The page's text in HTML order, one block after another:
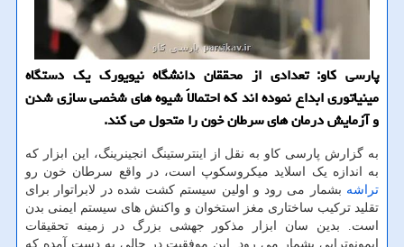
پارسی کاو: تعدادی از محققان دانشگاه نیویورک یک دستگاه
مینیاتوری ابداع نموده اند که احتمالاً شیوه های شخصی سازی شدن
و آزمایش درمان های سرطان خون را متحول می کند.
به گزارش پارسی کاو به نقل از اینترستینگ انجینرینگ، این ابزار که
به اندازه یک اسلاید میکروسکوپ است، در واقع سرطان خون رو
تراشه بشمار می رود و اولین سیستم کشت شده در لابراتوار برای
تقلید ترکیب ساختاری مغز استخوان و واکنش های سیستم ایمنی بدن
است. بدین سان ابزار مذکور جهشی بزرگ در زمینه تحقیقات
ایمونوتراپی بشمار می رود. این موفقیت در حالی به دست آمده که